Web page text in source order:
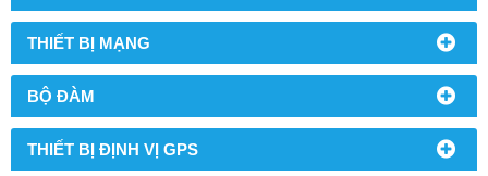
THIẾT BỊ MẠNG
BỘ ĐÀM
THIẾT BỊ ĐỊNH VỊ GPS